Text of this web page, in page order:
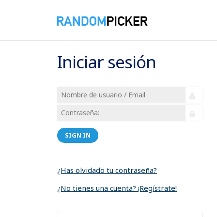
Iniciar sesión
SIGN IN
¿Has olvidado tu contraseña?
¿No tienes una cuenta? ¡Regístrate!